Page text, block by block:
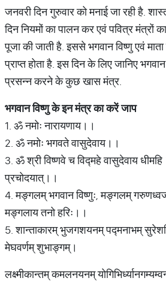
जनवरी दिन गुरुवार को मनाई जा रही है.
दिन नियमों का पालन कर एवं पवित्र मंत्रों
पूजा की जाती है. इससे भगवान विष्णु एवं माता
प्राप्त होता है. इस दिन के लिए जानिए भगवान
प्रसन्न करने के कुछ खास मंत्र.
भगवानविष्णुकेइनमंत्रकाकरेंजाप
1. ॐ नमोः नारायणाय।।
2. ॐ नमोः भगवते वासुदेवाय।।
3. ॐ श्री विष्णवे च विद्महे वासुदेवाय
प्रचोदयात्।।
4. मङ्गलम् भगवान विष्णुः, मङ्गलम्
मङ्गलाय तनो हरिः।।
5. शान्ताकारम् भुजगशयनम् पद्मनाभम्
मेघवर्णम् शुभाङ्गम्।
लक्ष्मीकान्तम् कमलनयनम्